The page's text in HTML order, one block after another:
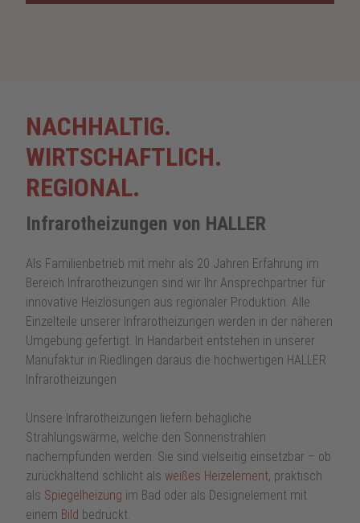
NACHHALTIG.
WIRTSCHAFTLICH.
REGIONAL.
Infrarotheizungen von HALLER
Als Familienbetrieb mit mehr als 20 Jahren Erfahrung im
Bereich Infrarotheizungen sind wir Ihr Ansprechpartner für
innovative Heizlösungen aus regionaler Produktion. Alle
Einzelteile unserer Infrarotheizungen werden in der näheren
Umgebung gefertigt. In Handarbeit entstehen in unserer
Manufaktur in Riedlingen daraus die hochwertigen HALLER
Infrarotheizungen.
Unsere Infrarotheizungen liefern behagliche
Strahlungswärme, welche den Sonnenstrah­len
nachempfunden werden. Sie sind vielseitig einsetzbar – ob
zurückhaltend schlicht als weißes Heizelement, praktisch
als Spiegelheizung im Bad oder als Designelement mit
einem Bild bedruckt.